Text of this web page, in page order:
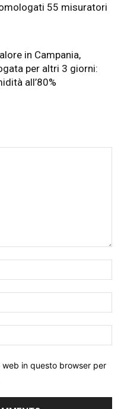
55 misuratori
in Campania,
per altri 3 giorni:
all’80%
web in questo browser per